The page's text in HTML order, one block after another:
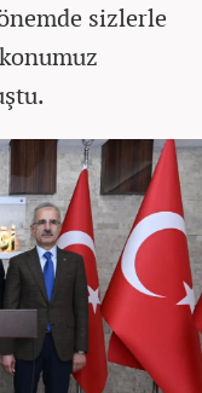
sizlerle